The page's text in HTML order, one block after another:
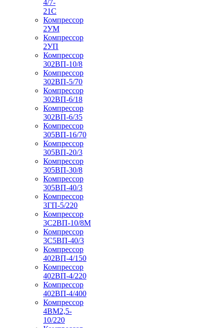
4/7-
21С
Компрессор
2УМ
Компрессор
2УП
Компрессор
302ВП-10/8
Компрессор
302ВП-5/70
Компрессор
302ВП-6/18
Компрессор
302ВП-6/35
Компрессор
305ВП-16/70
Компрессор
305ВП-20/3
Компрессор
305ВП-30/8
Компрессор
305ВП-40/3
Компрессор
3ГП-5/220
Компрессор
3С2ВП-10/8М
Компрессор
3С5ВП-40/3
Компрессор
402ВП-4/150
Компрессор
402ВП-4/220
Компрессор
402ВП-4/400
Компрессор
4ВМ2,5-
10/220